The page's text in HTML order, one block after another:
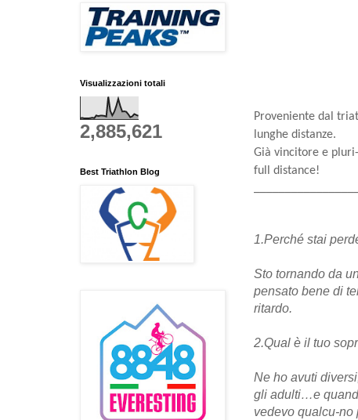
Proveniente dal
lunghe distanze.
Già vincitore e
full distance!
1.Perché stai
Sto tornando da
pensato bene di
ritardo.
2.Qual è il tuo
Ne ho avuti
gli adulti…e
vedevo qualcu-no
Visualizzazioni totali
2,885,621
Best Triathlon Blog